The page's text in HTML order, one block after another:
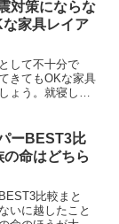
トTF-Mが賃貸住
す。
対策にならな
家具レイア
して不十分で
きてもOKな家具
ょう。就寝して
下のほうに収納
果的です。
ーBEST3比
命はどちら
比較まと
いに越したこと